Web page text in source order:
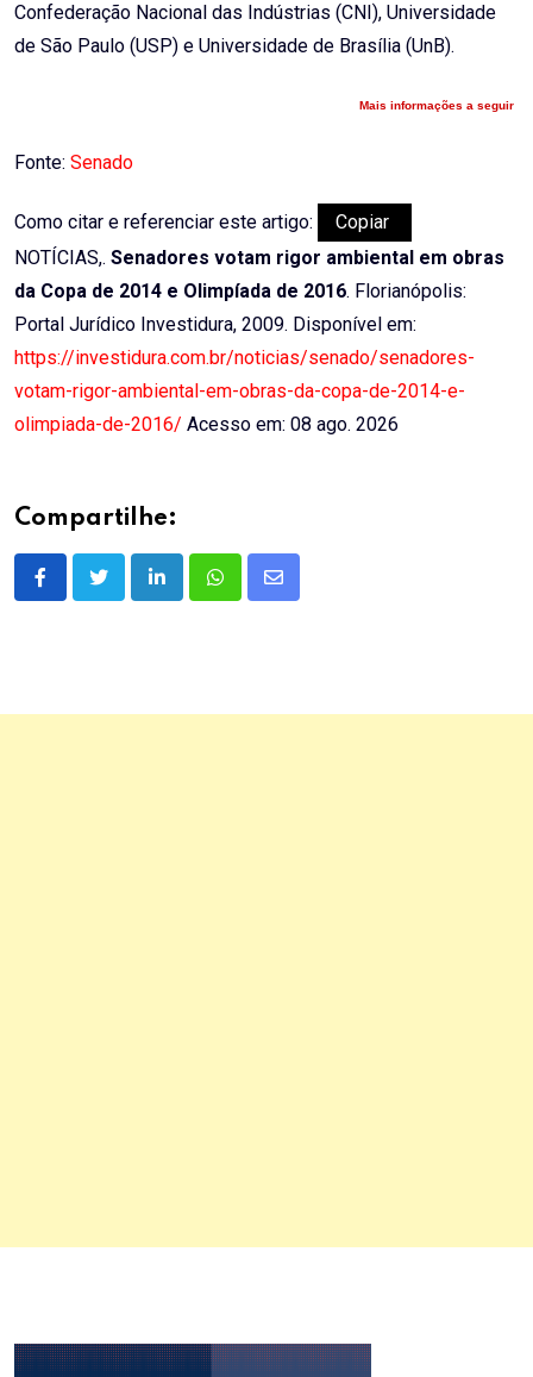
Confederação Nacional das Indústrias (CNI), Universidade
de São Paulo (USP) e Universidade de Brasília (UnB).
Mais informações a seguir
Fonte: Senado
Como citar e referenciar este artigo:
Copiar
NOTÍCIAS,. Senadores votam rigor ambiental em obras
da Copa de 2014 e Olimpíada de 2016. Florianópolis:
Portal Jurídico Investidura, 2009. Disponível em:
https://investidura.com.br/noticias/senado/senadores-
votam-rigor-ambiental-em-obras-da-copa-de-2014-e-
olimpiada-de-2016/ Acesso em: 08 ago. 2026
Compartilhe:
LinkedInWhatsappShare